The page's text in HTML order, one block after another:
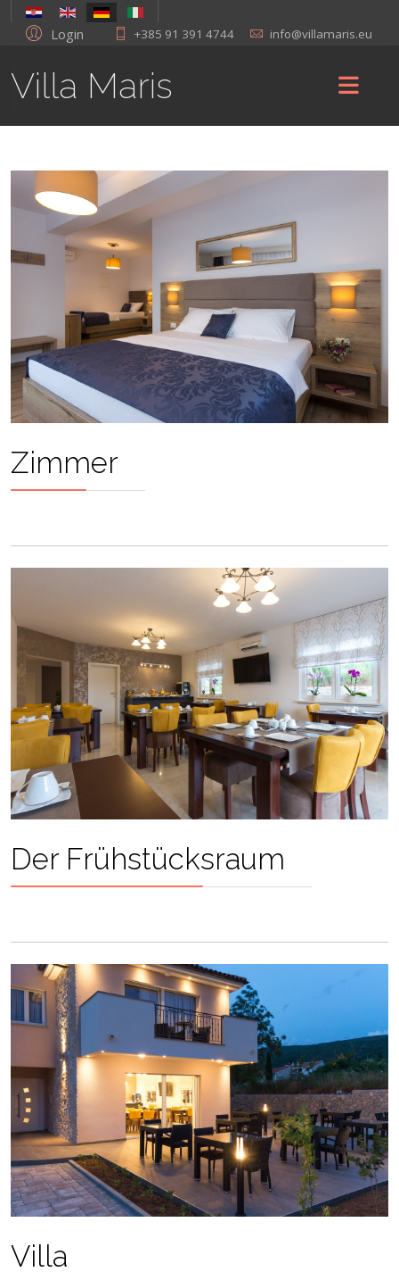
Login +385 91 391 4744 info@villamaris.eu
Villa Maris
Zimmer
Der Frühstücksraum
Villa